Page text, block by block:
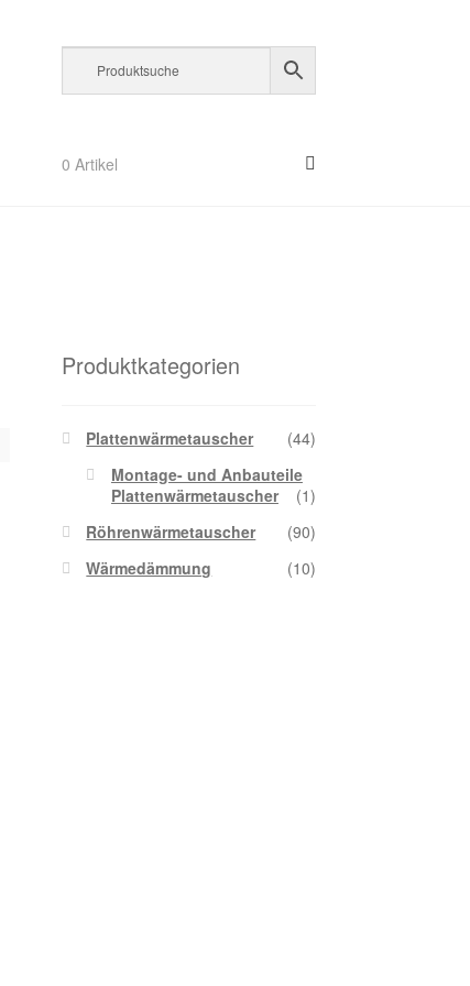
0 Artikel
Produktkategorien
Plattenwärmetauscher
(44)
Montage- und Anbauteile
Plattenwärmetauscher
(1)
Röhrenwärmetauscher
(90)
Wärmedämmung
(10)